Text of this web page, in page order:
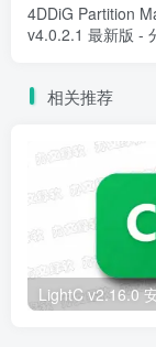
4DDiG Partition
v4.0.2.1 最新版 -
相关推荐